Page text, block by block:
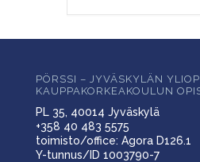
PÖRSSI – JYVÄSKYLÄN
KAUPPAKORKEAKOULUN
PL 35, 40014 Jyväskylä
+358 40 483 5575
toimisto/office: Agora D126.1
Y-tunnus/ID 1003790-7